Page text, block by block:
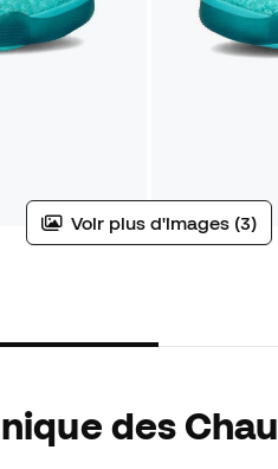
Voir plus d'images (3)
des